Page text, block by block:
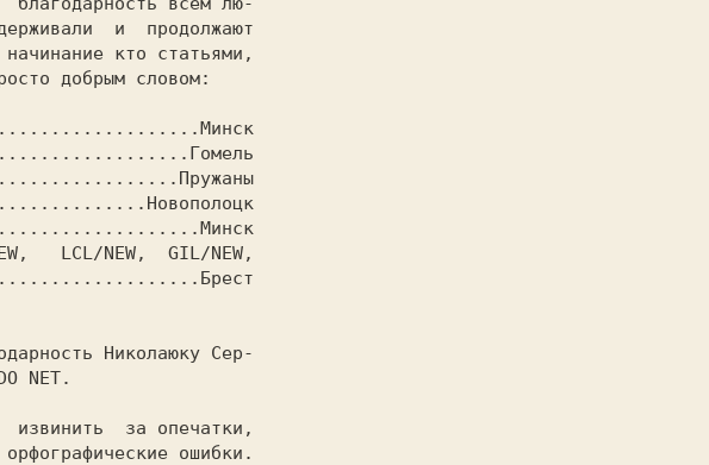
и  продолжают
кто статьями,
добрым словом:
LCL/NEW,  GIL/NEW,
NET.
ошибки.